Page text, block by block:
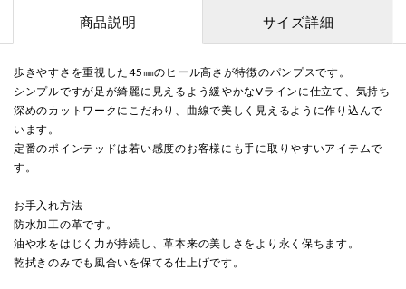
商品説明 サイズ詳細
歩きやすさを重視した45㎜のヒール高さが特徴のパンプスです。
シンプルですが足が綺麗に見えるよう緩やかなVラインに仕立て、気持ち
深めのカットワークにこだわり、曲線で美しく見えるように作り込んで
います。
定番のポインテッドは若い感度のお客様にも手に取りやすいアイテムで
す。
お手入れ方法
防水加工の革です。
油や水をはじく力が持続し、革本来の美しさをより永く保ちます。
乾拭きのみでも風合いを保てる仕上げです。